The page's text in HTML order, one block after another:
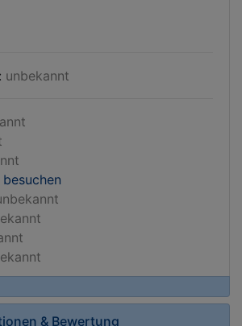
unbekannt
& Bewertung